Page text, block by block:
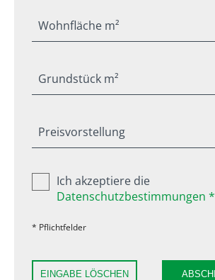
Wohnfläche m²
Grundstück m²
Preisvorstellung
Ich akzeptiere die
Datenschutzbestimmungen *
* Pflichtfelder
EINGABE LÖSCHEN